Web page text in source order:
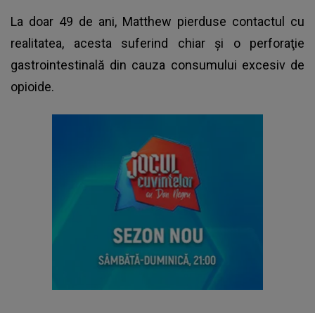
La doar 49 de ani, Matthew pierduse contactul cu
realitatea, acesta suferind chiar şi o perforaţie
gastrointestinală din cauza consumului excesiv de
opioide.